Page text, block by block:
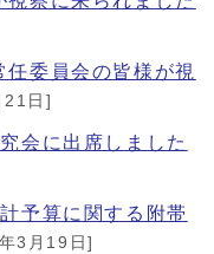
委員会の皆様が視
日]
会に出席しました
予算に関する附帯
3月19日]